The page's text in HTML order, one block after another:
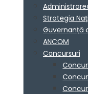
Strategia
Guvernanță
ANCOM
Concursuri